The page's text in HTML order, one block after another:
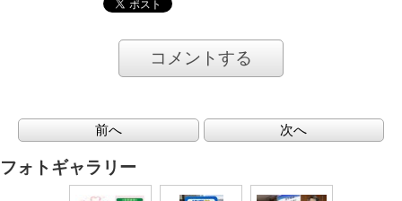
コメントする
前へ 次へ
フォトギャラリー